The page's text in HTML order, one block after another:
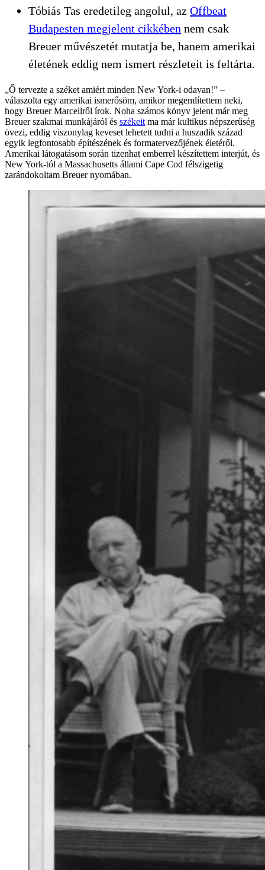
Tóbiás Tas eredetileg angolul, az Offbeat
Budapesten megjelent cikkében nem csak
Breuer művészetét mutatja be, hanem amerikai
életének eddig nem ismert részleteit is feltárta.
„Ő tervezte a széket amiért minden New York-i odavan!” –
válaszolta egy amerikai ismerősöm, amikor megemlítettem neki,
hogy Breuer Marcellről írok. Noha számos könyv jelent már meg
Breuer szakmai munkájáról és székeit ma már kultikus népszerűség
övezi, eddig viszonylag keveset lehetett tudni a huszadik század
egyik legfontosabb építészének és formatervezőjének életéről.
Amerikai látogatásom során tizenhat emberrel készítettem interjút, és
New York-tól a Massachusetts állami Cape Cod félszigetig
zarándokoltam Breuer nyomában.